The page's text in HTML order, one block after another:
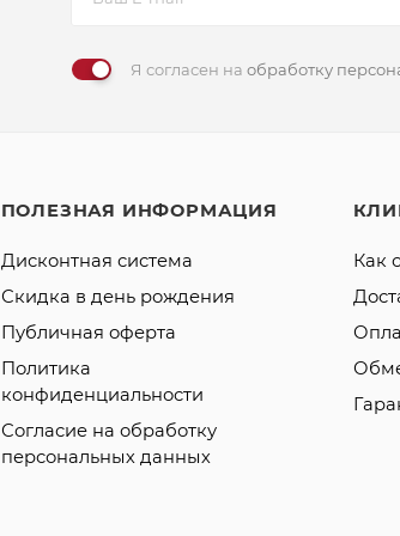
Я согласен на обработку
ПОЛЕЗНАЯ ИНФОРМАЦИЯ
Дисконтная система
Скидка в день рождения
Публичная оферта
Политика
конфиденциальности
Согласие на обработку
персональных данных
Как